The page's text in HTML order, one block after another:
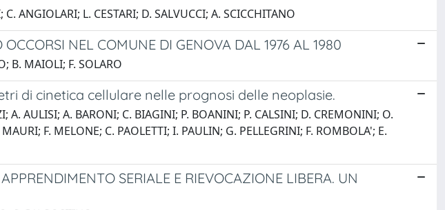
ANGIOLARI; L. CESTARI; D. SALVUCCI; A. SCICCHITANO
NEL COMUNE DI GENOVA DAL 1976 AL 1980
B. MAIOLI; F. SOLARO
di cinetica cellulare nelle prognosi delle neoplasie.
AULISI; A. BARONI; C. BIAGINI; P. BOANINI; P. CALSINI; D. CREMONINI; O.
F. MELONE; C. PAOLETTI; I. PAULIN; G. PELLEGRINI; F. ROMBOLA'; E.
SERIALE E RIEVOCAZIONE LIBERA. UN